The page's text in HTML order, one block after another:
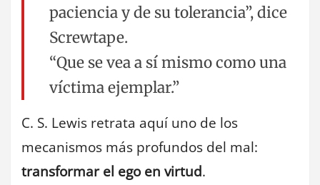
paciencia y de su tolerancia”, dice
Screwtape.
“Que se vea a sí mismo como una
víctima ejemplar.”
C. S. Lewis retrata aquí uno de los
mecanismos más profundos del mal:
transformar el ego en virtud.